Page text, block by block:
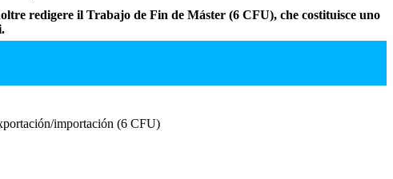
redigere il Trabajo de Fin de Máster (6 CFU), che costituisce uno
importación (6 CFU)